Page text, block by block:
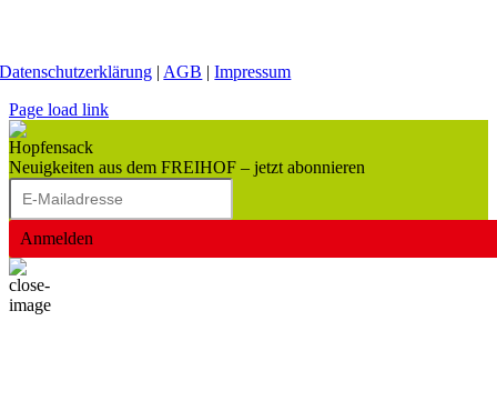
Datenschutzerklärung | AGB |Impressum
Page load link
Neuigkeiten aus dem FREIHOF – jetzt abonnieren
Anmelden